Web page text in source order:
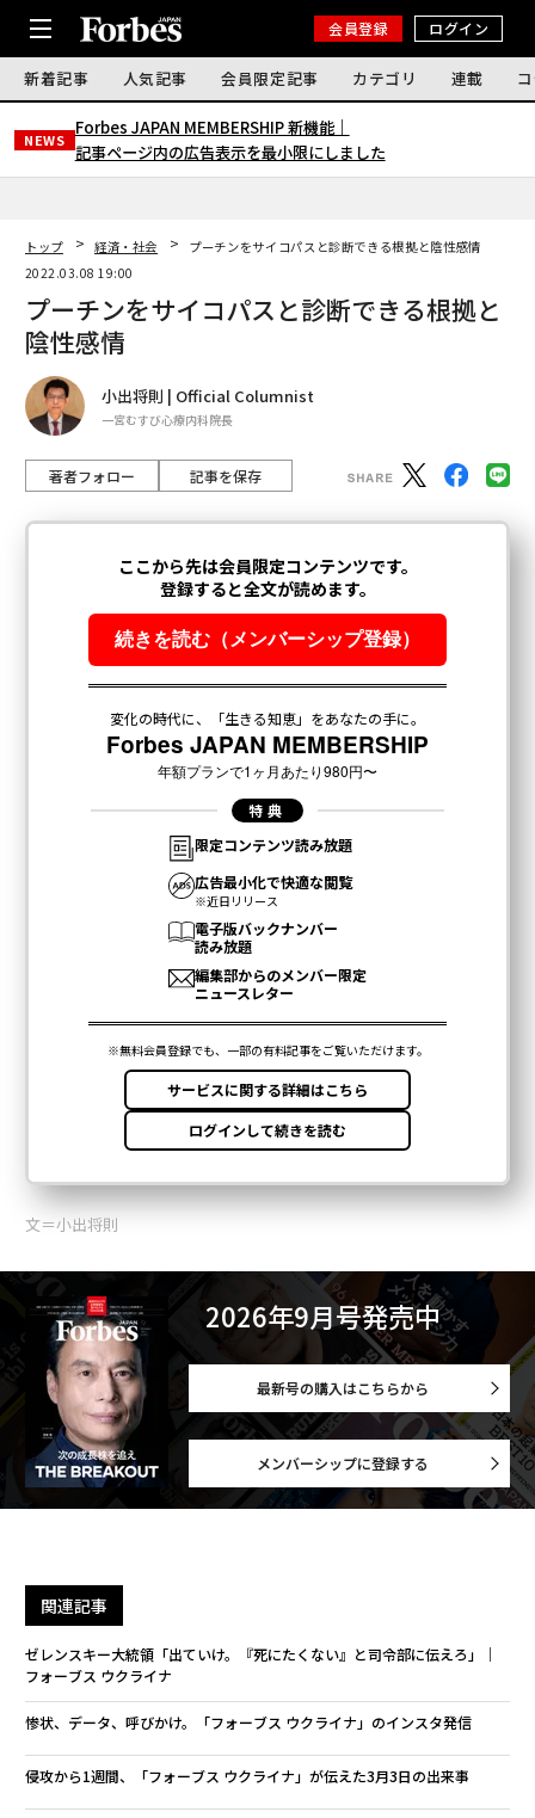
会員登録 ログイン
新着記事 人気記事 会員限定記事 カテゴリ 連載
NEWS
Forbes JAPAN MEMBERSHIP 新機能｜
記事ページ内の広告表示を最小限にしました
トップ 経済・社会
プーチンをサイコパスと診断できる根拠と陰性感情
2022.03.08 19:00
プーチンをサイコパスと診断できる根拠と
陰性感情
小出将則 | Official Columnist
一宮むすび心療内科院長
著者フォロー 記事を保存
文＝小出将則
2026年9月号発売中
最新号の購入はこちらから
メンバーシップに登録する
関連記事
ゼレンスキー大統領「出ていけ。『死にたくない』と司令部に伝えろ」｜
フォーブス ウクライナ
惨状、データ、呼びかけ。「フォーブス ウクライナ」のインスタ発信
侵攻から1週間、「フォーブス ウクライナ」が伝えた3月3日の出来事